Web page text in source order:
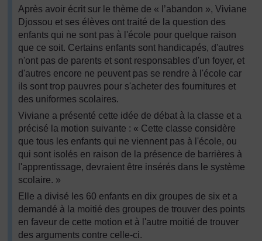
Après avoir écrit sur le thème de « l’abandon », Viviane
Djossou et ses élèves ont traité de la question des
enfants qui ne sont pas à l'école pour quelque raison
que ce soit. Certains enfants sont handicapés, d'autres
n'ont pas de parents et sont responsables d'un foyer, et
d'autres encore ne peuvent pas se rendre à l'école car
ils sont trop pauvres pour s'acheter des fournitures et
des uniformes scolaires.
Viviane a présenté cette idée de débat à la classe et a
précisé la motion suivante : « Cette classe considère
que tous les enfants qui ne viennent pas à l'école, ou
qui sont isolés en raison de la présence de barrières à
l'apprentissage, devraient être insérés dans le système
scolaire. »
Elle a divisé les 60 enfants en dix groupes de six et a
demandé à la moitié des groupes de trouver des points
en faveur de cette motion et à l'autre moitié de trouver
des arguments contre celle-ci.